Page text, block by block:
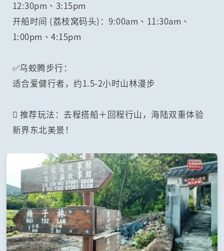
12:30pm、3:15pm
开船时间 (荔枝窝码头)：9:00am、11:30am、
1:00pm、4:15pm
✅乌蛟腾步行：
适合爱健行者，约1.5-2小时山林漫步
 推荐玩法：去程搭船＋回程行山，海陆双重体验
新界东北美景！